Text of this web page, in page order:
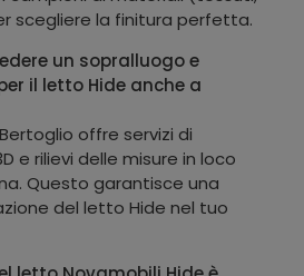
scegliere la finitura perfetta.
un sopralluogo e
il letto Hide anche a
offre servizi di
e rilievi delle misure in loco
Questo garantisce una
del letto Hide nel tuo